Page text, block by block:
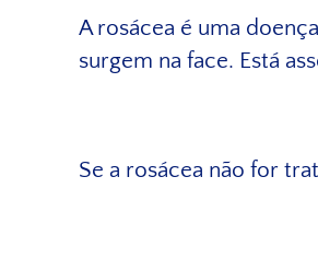
A rosácea é uma
surgem na face. Está
Se a rosácea não for